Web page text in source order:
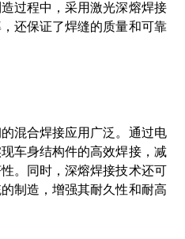
过程中，采用激光深熔焊接
还保证了焊缝的质量和可靠
混合焊接应用广泛。通过电
车身结构件的高效焊接，减
。同时，深熔焊接技术还可
制造，增强其耐久性和耐高